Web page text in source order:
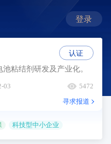
登录
粘结剂研发及产业化。
03 5472
寻求报道
科技型中小企业
认证